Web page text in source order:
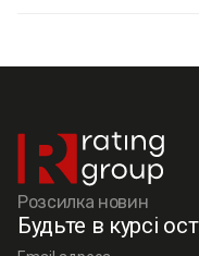
Розсилка новин
Будьте в курсі